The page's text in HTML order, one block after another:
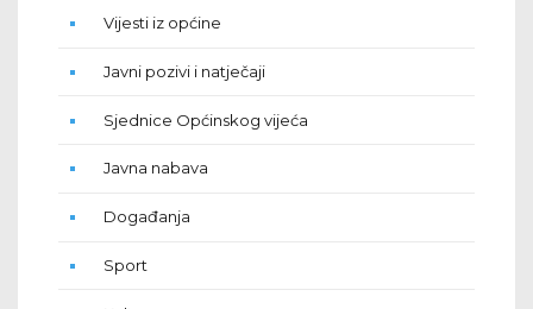
Vijesti iz općine
Javni pozivi i natječaji
Sjednice Općinskog vijeća
Javna nabava
Događanja
Sport